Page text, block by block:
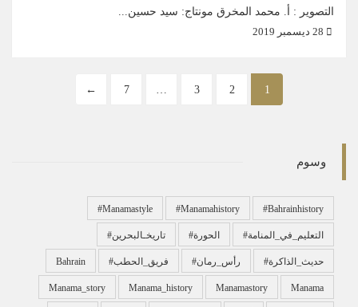
التصوير : أ. محمد المخرق مونتاج: سيد حسين...
1
2
3
7
←
وسوم
#bahrainhistory
#manamahistory
#manamastyle
#التعليم_في_المنامة #الحورة #تاريخـالبحرين
#حديث_الذاكرة #رأس_رمان #فريق_الحطب Bahrain
Manama
Manamastory
Manama_history
Manama_story